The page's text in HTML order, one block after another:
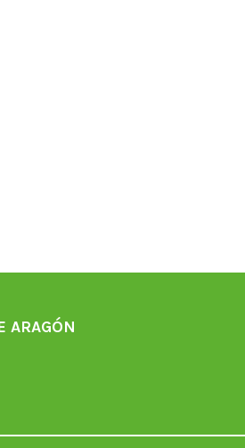
ARAGÓN